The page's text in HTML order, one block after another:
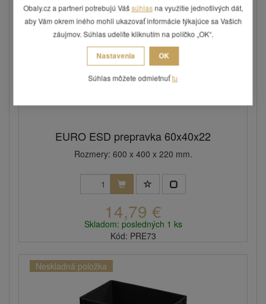
Neskladná položka
EURO ESD prepravka 60x40x22
Rozmery: 600 x 400 x 220 mm.
14,79 €
Skladom: posledných 1 ks
Kód: PRE73
Neskladná položka
Obaly.cz a partneri potrebujú Vášsúhlas na využitie jednotlivých dát,
aby Vám okrem iného mohli ukazovať informácie týkajúce sa Vašich
záujmov. Súhlas udelíte kliknutím na políčko „OK“.
Nastavenia OK
Súhlas môžete odmietnuťtu